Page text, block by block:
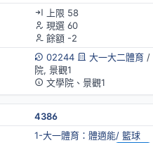
上限 58
現選 60
餘額 -2
02244
大一大二體育/
院, 景觀1
文學院、景觀1
4386
1-大一體育：體適能/ 籃球